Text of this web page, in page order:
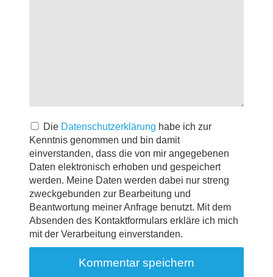
Die Datenschutzerklärung habe ich zur
Kenntnis genommen und bin damit
einverstanden, dass die von mir angegebenen
Daten elektronisch erhoben und gespeichert
werden. Meine Daten werden dabei nur streng
zweckgebunden zur Bearbeitung und
Beantwortung meiner Anfrage benutzt. Mit dem
Absenden des Kontaktformulars erkläre ich mich
mit der Verarbeitung einverstanden.